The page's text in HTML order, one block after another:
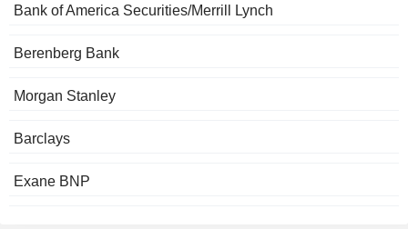
Bank of America Securities/Merrill Lynch
Berenberg Bank
Morgan Stanley
Barclays
Exane BNP